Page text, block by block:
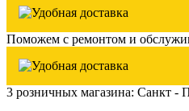
Поможем с ремонтом и
3 розничных магазина: Санкт -